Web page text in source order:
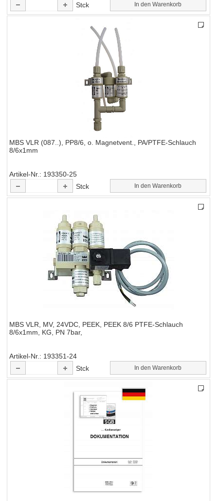
Stck
In den Warenkorb
MBS VLR (087..), PP8/6, o. Magnetvent., PA/PTFE-Schlauch
8/6x1mm
Artikel-Nr.
193350-25
Stck
In den Warenkorb
MBS VLR, MV, 24VDC, PEEK, PEEK 8/6 PTFE-Schlauch
8/6x1mm, KG, PN 7bar,
Artikel-Nr.
193351-24
Stck
In den Warenkorb